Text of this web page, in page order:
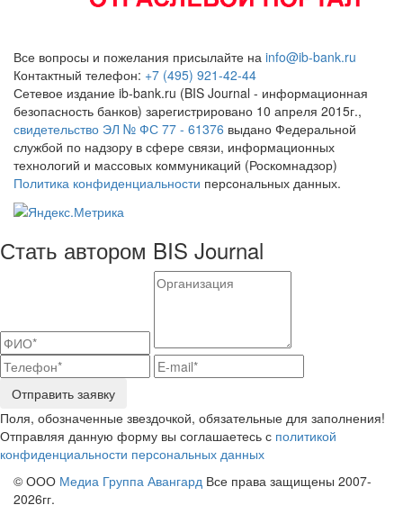
Все вопросы и пожелания присылайте на info@ib-bank.ru
Контактный телефон: +7 (495) 921-42-44
Сетевое издание ib-bank.ru (BIS Journal - информационная
безопасность банков) зарегистрировано 10 апреля 2015г.,
свидетельство ЭЛ № ФС 77 - 61376 выдано Федеральной
службой по надзору в сфере связи, информационных
технологий и массовых коммуникаций (Роскомнадзор)
Политика конфиденциальности персональных данных.
Стать автором BIS Journal
Отправить заявку
Поля, обозначенные звездочкой, обязательные для заполнения!
Отправляя данную форму вы соглашаетесь с политикой
конфиденциальности персональных данных
© ООО Медиа Группа Авангард Все права защищены 2007-
2026гг.